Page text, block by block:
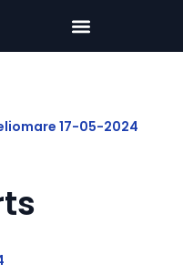
17-05-2024